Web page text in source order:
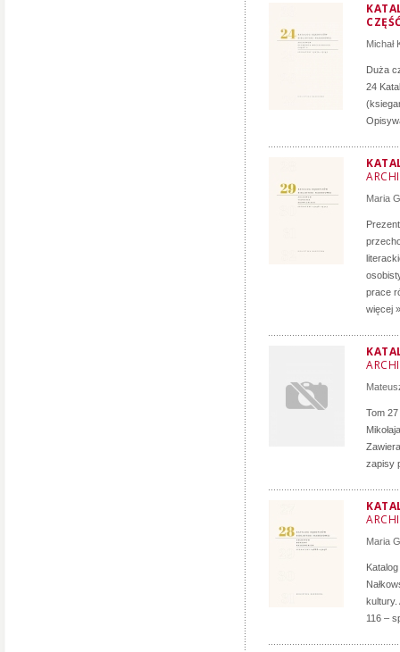
Michał
Duża
24
Maria
prace
więcej »
Tom
zapisy
Maria
kultury.
116 –